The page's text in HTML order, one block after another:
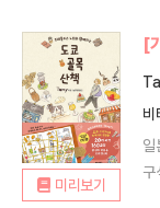
미리보기
[
비
일
구